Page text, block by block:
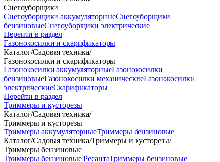
Снегоуборщики
Снегоуборщики аккумуляторныеСнегоуборщики
бензиновыеСнегоуборщики электрические
Перейти в раздел
Газонокосилки и скарификаторы
Каталог/Садовая техника/
Газонокосилки и скарификаторы
Газонокосилки аккумуляторныеГазонокосилки
бензиновыеГазонокосилки механическиеГазонокосилки
электрическиеСкарификаторы
Перейти в раздел
Триммеры и кусторезы
Каталог/Садовая техника/
Триммеры и кусторезы
Триммеры аккумуляторныеТриммеры бензиновые
Каталог/Садовая техника/Триммеры и кусторезы/
Триммеры бензиновые
Триммеры бензиновые РесантаТриммеры бензиновые